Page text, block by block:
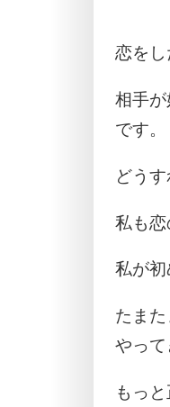
恋をし
相手
です。
どう
私も恋
私が初
たま
やって
もっ